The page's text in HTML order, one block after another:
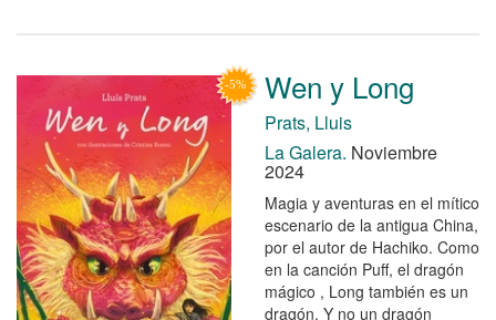
Wen y Long
Prats, Lluis
La Galera. Noviembre
2024
Magia y aventuras en el mítico
escenario de la antigua China,
por el autor de Hachiko. Como
en la canción Puff, el dragón
mágico , Long también es un
dragón. Y no un dragón